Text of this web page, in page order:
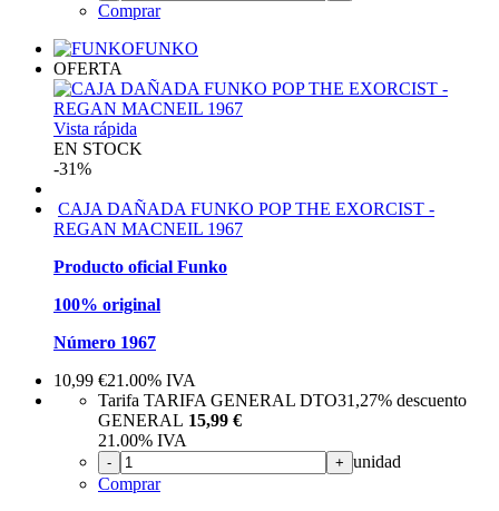
Comprar
FUNKO
OFERTA
Vista rápida
EN STOCK
-31%
CAJA DAÑADA FUNKO POP THE EXORCIST -
REGAN MACNEIL 1967
Producto oficial Funko
100% original
Número 1967
10,99 €21.00% IVA
Tarifa TARIFA GENERAL DTO31,27% descuento
GENERAL 15,99 €
21.00% IVA
- + unidad
Comprar